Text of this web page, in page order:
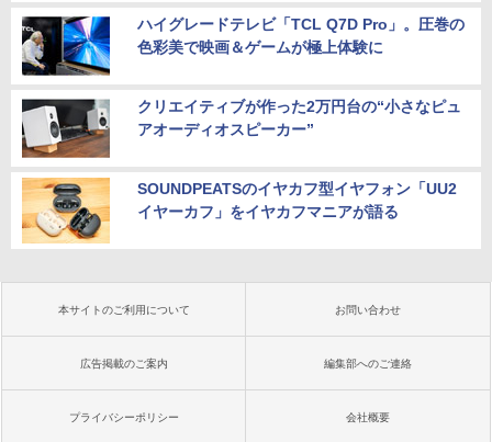
ハイグレードテレビ「TCL Q7D Pro」。圧巻の
色彩美で映画＆ゲームが極上体験に
クリエイティブが作った2万円台の“小さなピュ
アオーディオスピーカー”
SOUNDPEATSのイヤカフ型イヤフォン「UU2
イヤーカフ」をイヤカフマニアが語る
本サイトのご利用について お問い合わせ
広告掲載のご案内 編集部へのご連絡
プライバシーポリシー 会社概要